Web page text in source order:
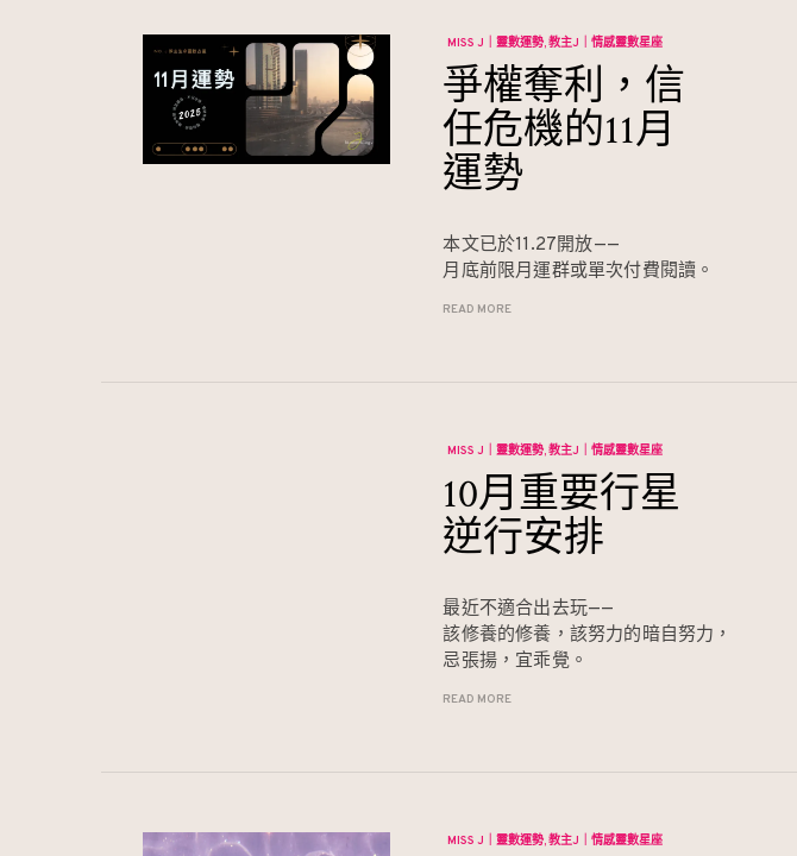
MISS J｜靈數運勢 教主J｜情感靈數星座
爭權奪利，信
任危機的11月
運勢
本文已於11.27開放——
月底前限月運群或單次付費閱讀。
READ MORE
MISS J｜靈數運勢 教主J｜情感靈數星座
10月重要行星
逆行安排
最近不適合出去玩——
該修養的修養，該努力的暗自努力，
忌張揚，宜乖覺。
READ MORE
MISS J｜靈數運勢 教主J｜情感靈數星座